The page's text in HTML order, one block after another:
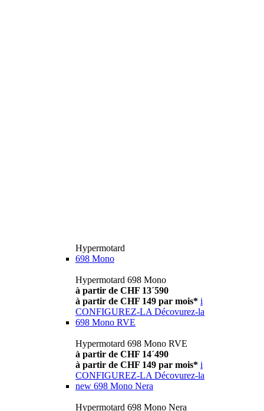
Hypermotard
698 Mono
Hypermotard 698 Mono
à partir de CHF 13´590
à partir de CHF 149 par mois* i
CONFIGUREZ-LA Décovurez-la
698 Mono RVE
Hypermotard 698 Mono RVE
à partir de CHF 14´490
à partir de CHF 149 par mois* i
CONFIGUREZ-LA Décovurez-la
new 698 Mono Nera
Hypermotard 698 Mono Nera